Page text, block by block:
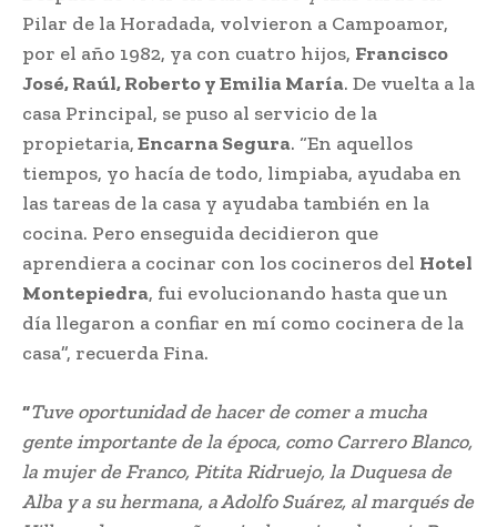
Pilar de la Horadada, volvieron a​ Campoamor,
por el año 1982, ya con cuatro​ hijos, Francisco
José, Raúl, Roberto y​ Emilia María. De vuelta a la
casa Principal,​ se puso al servicio de la
propietaria,Encarna​ Segura. “En aquellos
tiempos, yo​ hacía de todo, limpiaba, ayudaba en
las​ tareas de la casa y ayudaba también en​ la
cocina. Pero enseguida decidieron que​
aprendiera a cocinar con los cocineros​ del Hotel
Montepiedra, fui evolucionando​ hasta que un
día llegaron a confiar en mí​ como cocinera de la
casa”, recuerda Fina.​
“Tuve oportunidad de hacer de comer a​ mucha
gente importante de la época,​ como Carrero Blanco,
la mujer de Franco,​ Pitita Ridruejo, la Duquesa de
Alba y a​ su hermana, a Adolfo Suárez, al marqués​ de